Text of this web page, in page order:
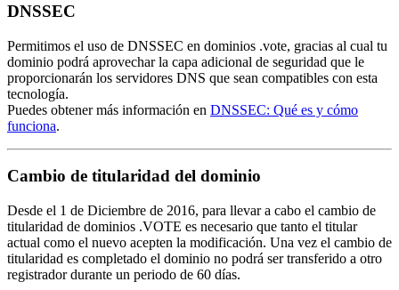
DNSSEC
Permitimos el uso de DNSSEC en dominios .vote, gracias al cual tu
dominio podrá aprovechar la capa adicional de seguridad que le
proporcionarán los servidores DNS que sean compatibles con esta
tecnología.
Puedes obtener más información en DNSSEC: Qué es y cómo
funciona.
Cambio de titularidad del dominio
Desde el 1 de Diciembre de 2016, para llevar a cabo el cambio de
titularidad de dominios .VOTE es necesario que tanto el titular
actual como el nuevo acepten la modificación. Una vez el cambio de
titularidad es completado el dominio no podrá ser transferido a otro
registrador durante un periodo de 60 días.